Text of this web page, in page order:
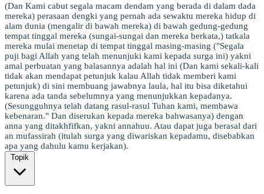
(Dan Kami cabut segala macam dendam yang berada di dalam dada
mereka) perasaan dengki yang pernah ada sewaktu mereka hidup di
alam dunia (mengalir di bawah mereka) di bawah gedung-gedung
tempat tinggal mereka (sungai-sungai dan mereka berkata,) tatkala
mereka mulai menetap di tempat tinggal masing-masing ("Segala
puji bagi Allah yang telah menunjuki kami kepada surga ini) yakni
amal perbuatan yang balasannya adalah hal ini (Dan kami sekali-kali
tidak akan mendapat petunjuk kalau Allah tidak memberi kami
petunjuk) di sini membuang jawabnya laula, hal itu bisa diketahui
karena ada tanda sebelumnya yang menunjukkan kepadanya.
(Sesungguhnya telah datang rasul-rasul Tuhan kami, membawa
kebenaran." Dan diserukan kepada mereka bahwasanya) dengan
anna yang ditakhfifkan, yakni annahuu. Atau dapat juga berasal dari
an mufassirah (itulah surga yang diwariskan kepadamu, disebabkan
apa yang dahulu kamu kerjakan).
Topik